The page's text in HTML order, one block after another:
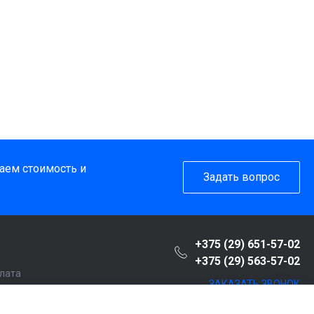
стоимость и
Задать вопрос
+375 (29) 651-57-02
+375 (29) 563-57-02
ЗАКАЗАТЬ ЗВОНОК